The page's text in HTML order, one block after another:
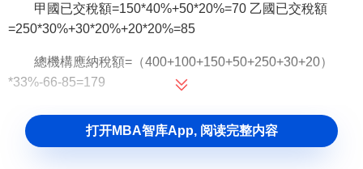
甲國已交稅額=150*40%+50*20%=70 乙國已交稅額
=250*30%+30*20%+20*20%=85
總機構應納稅額=（400+100+150+50+250+30+20）
*33%-66-85=179
打开MBA智库App, 阅读完整内容